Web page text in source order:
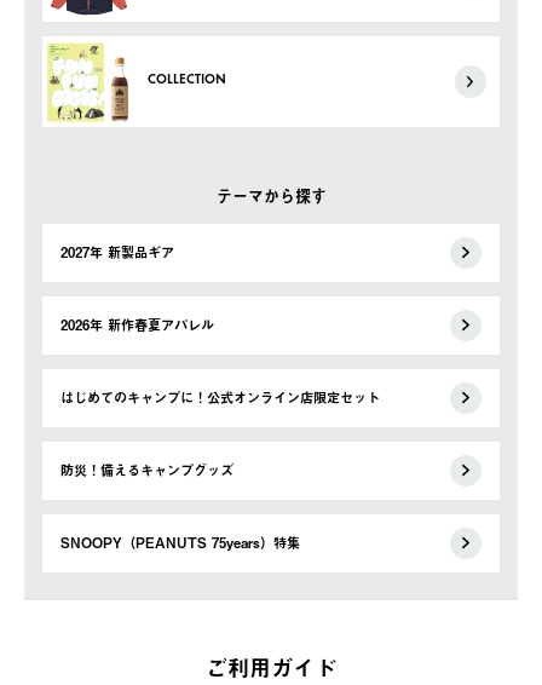
COLLECTION
テーマから探す
2027年 新製品ギア
2026年 新作春夏アパレル
はじめてのキャンプに！公式オンライン店限定セット
防災！備えるキャンプグッズ
SNOOPY（PEANUTS 75years）特集
ご利用ガイド